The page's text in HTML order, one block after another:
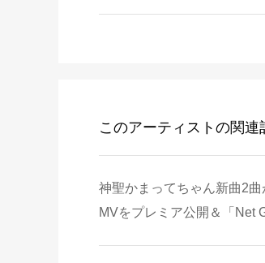
このアーティストの関連
神聖かまってちゃん新曲2
MVをプレミア公開＆「Net